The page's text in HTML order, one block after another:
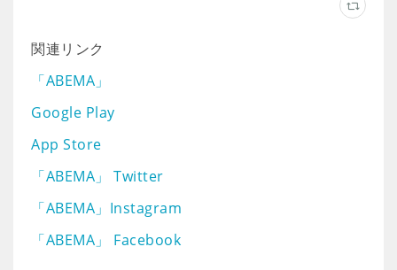
関連リンク
「ABEMA」
Google Play
App Store
「ABEMA」 Twitter
「ABEMA」Instagram
「ABEMA」 Facebook